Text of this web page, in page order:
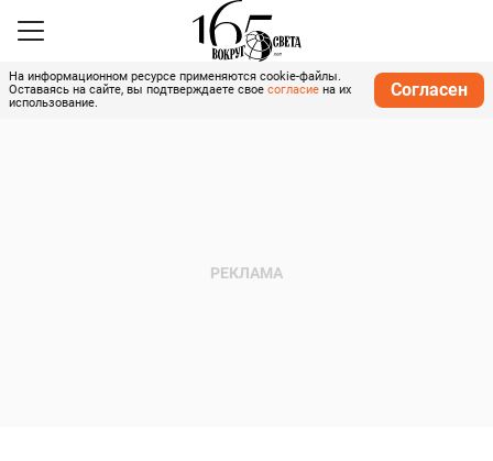
На информационном ресурсе применяются cookie-файлы.
Оставаясь на сайте, вы подтверждаете свое согласие на их
использование.
Согласен